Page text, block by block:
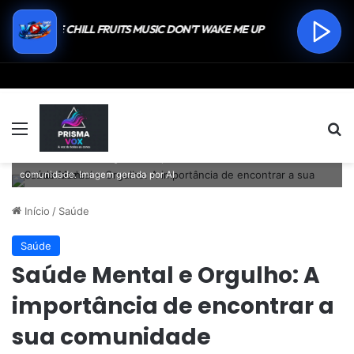
Menu
comunidade. Imagem gerada por AI
Início / Saúde
Saúde
Saúde Mental e Orgulho: A
importância de encontrar a
sua comunidade